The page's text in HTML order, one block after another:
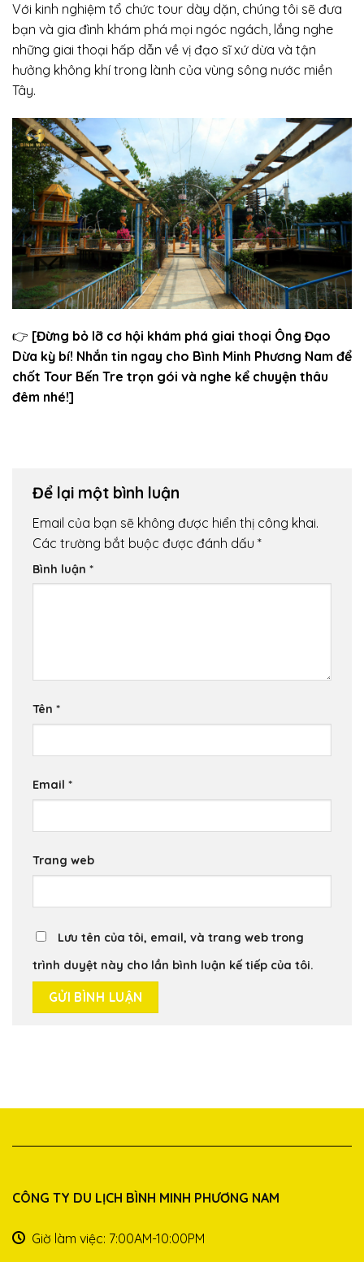
Với kinh nghiệm tổ chức tour dày dặn, chúng tôi sẽ đưa
bạn và gia đình khám phá mọi ngóc ngách, lắng nghe
những giai thoại hấp dẫn về vị đạo sĩ xứ dừa và tận
hưởng không khí trong lành của vùng sông nước miền
Tây.
👉 [Đừng bỏ lỡ cơ hội khám phá giai thoại Ông Đạo
Dừa kỳ bí! Nhắn tin ngay cho Bình Minh Phương Nam để
chốt Tour Bến Tre trọn gói và nghe kể chuyện thâu
đêm nhé!]
Để lại một bình luận
Email của bạn sẽ không được hiển thị công khai.
Các trường bắt buộc được đánh dấu *
Bình luận *
Tên *
Email *
Trang web
Lưu tên của tôi, email, và trang web trong
trình duyệt này cho lần bình luận kế tiếp của tôi.
CÔNG TY DU LỊCH BÌNH MINH PHƯƠNG NAM
Giờ làm việc: 7:00AM-10:00PM